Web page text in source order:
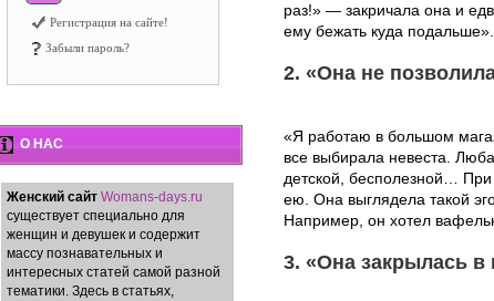
Регистрация на сайте!
Забыли пароль?
О НАС
Женский сайт Womans-days.ru
существует специально для
женщин и девушек и содержит
массу познавательных и
интересных статей самой разной
тематики. Здесь в статьях,
раз!» — закричала она и
ему бежать куда подальше».
2. «Она не
«Я работаю в большом
все выбирала невеста.
детской, бесполезной…
ею. Она выглядела такой
Например, он хотел
3. «Она закрылась в